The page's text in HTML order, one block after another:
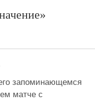
запоминающемся
матче с